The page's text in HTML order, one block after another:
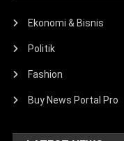
Ekonomi & Bisnis
Politik
Fashion
Buy News Portal Pro